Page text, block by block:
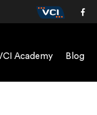
Academy Blog